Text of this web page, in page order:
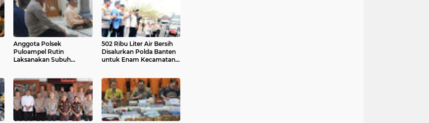
Anggota Polsek
Puloampel Rutin
Laksanakan Subuh
502 Ribu Liter Air Bersih
Disalurkan Polda Banten
untuk Enam Kecamatan